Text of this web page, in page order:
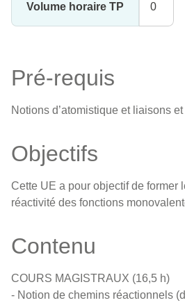
Volume horaire TP 0
Pré-requis
Notions d’atomistique et liaisons
Objectifs
Cette UE a pour objectif de former
réactivité des fonctions
Contenu
COURS MAGISTRAUX (16,5 h)
- Notion de chemins réactionnels